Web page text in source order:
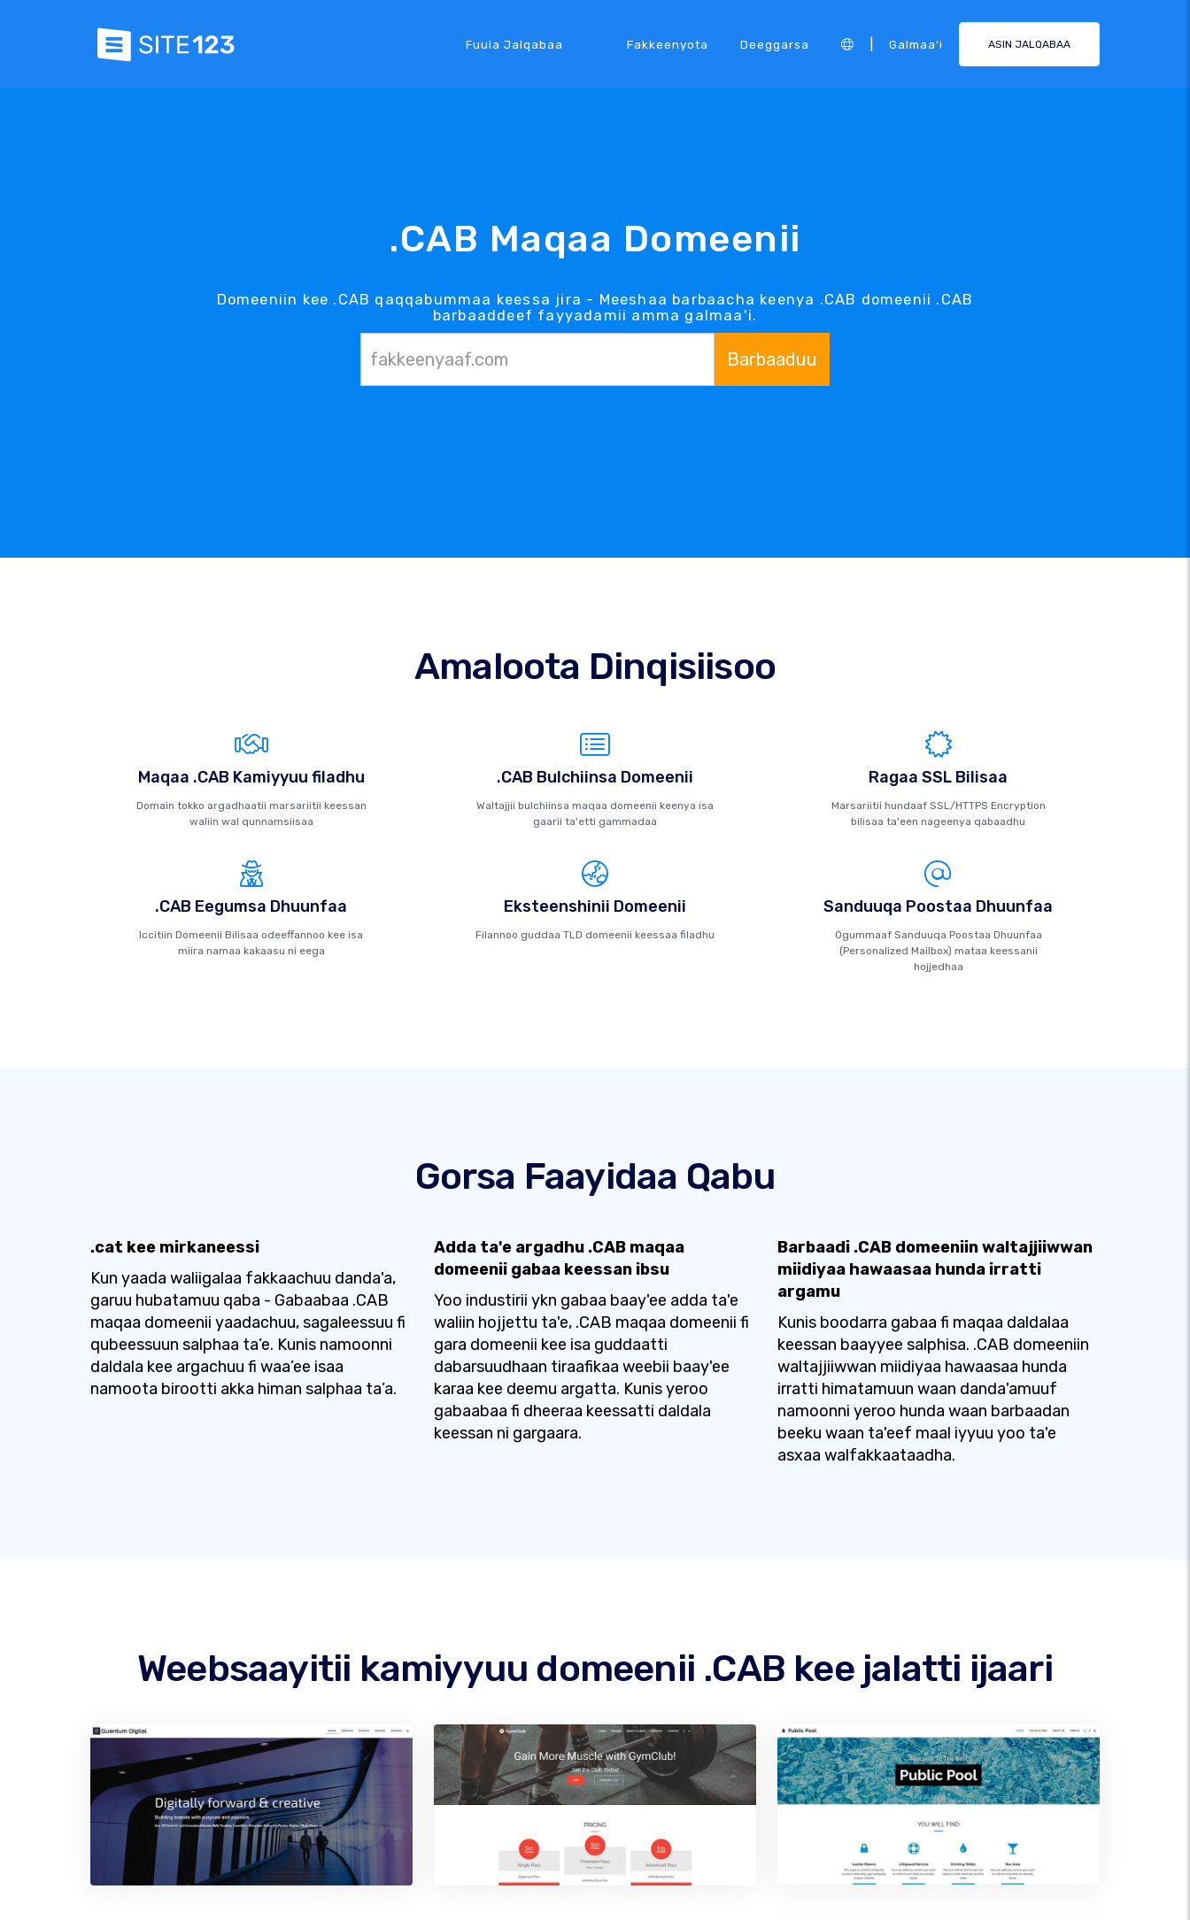
Fuula Jalqabaa Fakkeenyota Deeggarsa Galmaa'i ASIN JALQABAA
.CAB Maqaa Domeenii
Domeeniin kee .CAB qaqqabummaa keessa jira - Meeshaa barbaacha keenya .CAB domeenii .CAB
barbaaddeef fayyadamii amma galmaa'i.
Barbaaduu
Amaloota Dinqisiisoo
Maqaa .CAB Kamiyyuu filadhu
Domain tokko argadhaatii marsariitii keessan
waliin wal qunnamsiisaa
.CAB Bulchiinsa Domeenii
Waltajjii bulchiinsa maqaa domeenii keenya isa
gaarii ta'etti gammadaa
Ragaa SSL Bilisaa
Marsariitii hundaaf SSL/HTTPS Encryption
bilisaa ta'een nageenya qabaadhu
.CAB Eegumsa Dhuunfaa
Iccitiin Domeenii Bilisaa odeeffannoo kee isa
miira namaa kakaasu ni eega
Eksteenshinii Domeenii
Filannoo guddaa TLD domeenii keessaa filadhu
Sanduuqa Poostaa Dhuunfaa
Ogummaaf Sanduuqa Poostaa Dhuunfaa
(Personalized Mailbox) mataa keessanii
hojjedhaa
Gorsa Faayidaa Qabu
.cat kee mirkaneessi
Kun yaada waliigalaa fakkaachuu danda'a,
garuu hubatamuu qaba - Gabaabaa .CAB
maqaa domeenii yaadachuu, sagaleessuu fi
qubeessuun salphaa ta’e. Kunis namoonni
daldala kee argachuu fi waa’ee isaa
namoota birootti akka himan salphaa ta’a.
Adda ta'e argadhu .CAB maqaa
domeenii gabaa keessan ibsu
Yoo industirii ykn gabaa baay'ee adda ta'e
waliin hojjettu ta'e, .CAB maqaa domeenii fi
gara domeenii kee isa guddaatti
dabarsuudhaan tiraafikaa weebii baay'ee
karaa kee deemu argatta. Kunis yeroo
gabaabaa fi dheeraa keessatti daldala
keessan ni gargaara.
Barbaadi .CAB domeeniin waltajjiiwwan
miidiyaa hawaasaa hunda irratti
argamu
Kunis boodarra gabaa fi maqaa daldalaa
keessan baayyee salphisa. .CAB domeeniin
waltajjiiwwan miidiyaa hawaasaa hunda
irratti himatamuun waan danda'amuuf
namoonni yeroo hunda waan barbaadan
beeku waan ta'eef maal iyyuu yoo ta'e
asxaa walfakkaataadha.
Weebsaayitii kamiyyuu domeenii .CAB kee jalatti ijaari